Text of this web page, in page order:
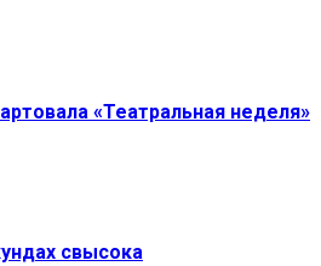
«Театральная неделя»
свысока